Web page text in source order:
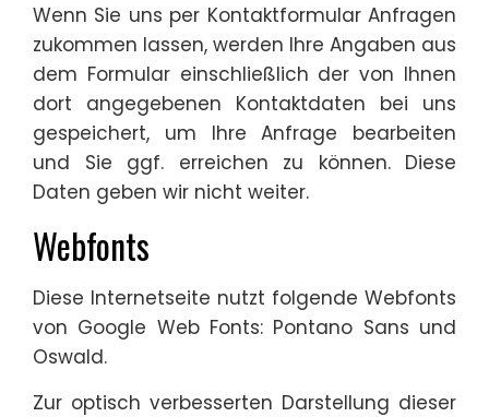
Wenn Sie uns per Kontaktformular Anfragen
zukommen lassen, werden Ihre Angaben aus
dem Formular einschließlich der von Ihnen
dort angegebenen Kontaktdaten bei uns
gespeichert, um Ihre Anfrage bearbeiten
und Sie ggf. erreichen zu können. Diese
Daten geben wir nicht weiter.
Webfonts
Diese Internetseite nutzt folgende Webfonts
von Google Web Fonts: Pontano Sans und
Oswald.
Zur optisch verbesserten Darstellung dieser